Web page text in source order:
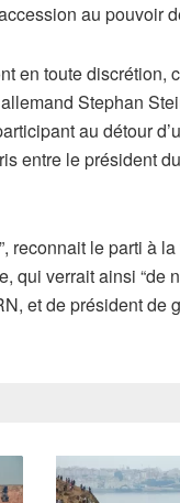
au pouvoir
en toute discrétion,
Stephan
au détour
entre le président
reconnait le parti à
qui verrait ainsi “de
et de président de